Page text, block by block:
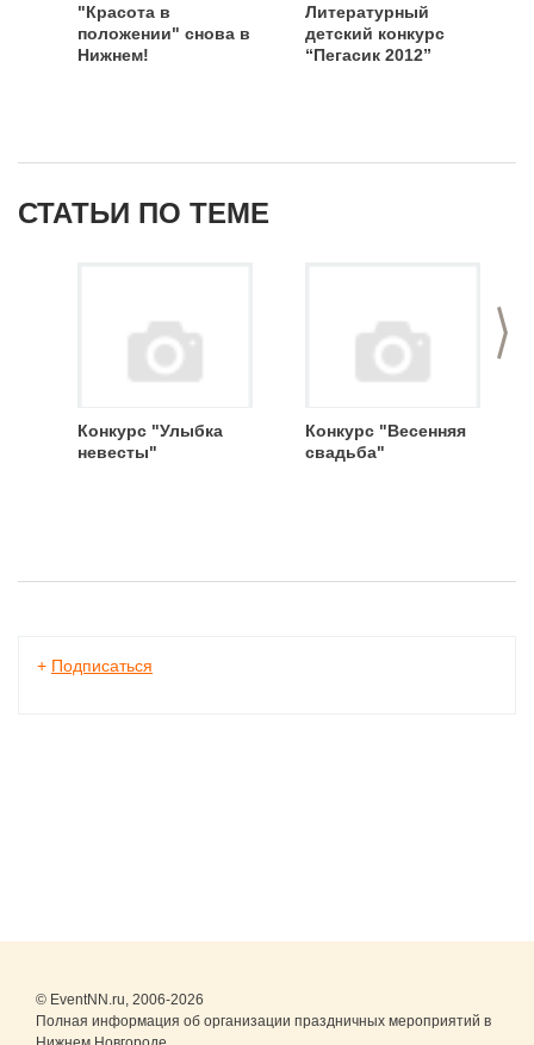
"Красота в
положении" снова в
Нижнем!
Литературный
детский конкурс
“Пегасик 2012”
СТАТЬИ ПО ТЕМЕ
>
Конкурс "Улыбка
невесты"
Конкурс "Весенняя
свадьба"
+ Подписаться
© EventNN.ru, 2006-2026
Полная информация об организации праздничных мероприятий в